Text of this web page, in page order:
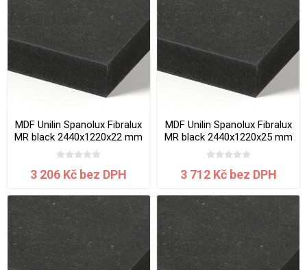
MDF Unilin Spanolux Fibralux
MR black 2440x1220x22 mm
3 206 Kč bez DPH
MDF Unilin Spanolux Fibralux
MR black 2440x1220x25 mm
3 712 Kč bez DPH